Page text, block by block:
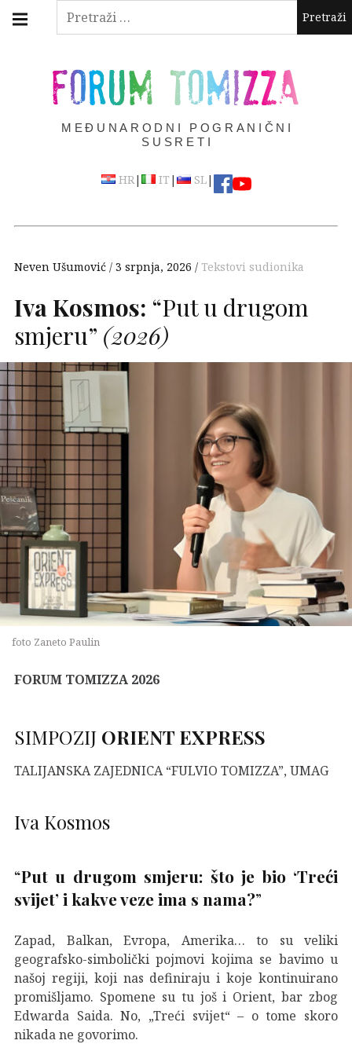
Pretraži:
Skip
FORUM TOMIZZA
MEĐUNARODNI POGRANIČNI
SUSRETI
HR| IT | SL|
navigation
Neven Ušumović 3 srpnja, 2026 Tekstovi sudionika
Iva Kosmos: “Put u drugom
smjeru” (2026)
foto Zaneto Paulin
FORUM TOMIZZA 2026
SIMPOZIJ ORIENT EXPRESS
TALIJANSKA ZAJEDNICA “FULVIO TOMIZZA”, UMAG
Iva Kosmos
“Put u drugom smjeru: što je bio ‘Treći
svijet’ i kakve veze ima s nama?”
Zapad, Balkan, Evropa, Amerika… to su veliki
geografsko-simbolički pojmovi kojima se bavimo u
našoj regiji, koji nas definiraju i koje kontinuirano
promišljamo. Spomene su tu još i Orient, bar zbog
Edwarda Saida. No, „Treći svijet“ – o tome skoro
nikada ne govorimo.